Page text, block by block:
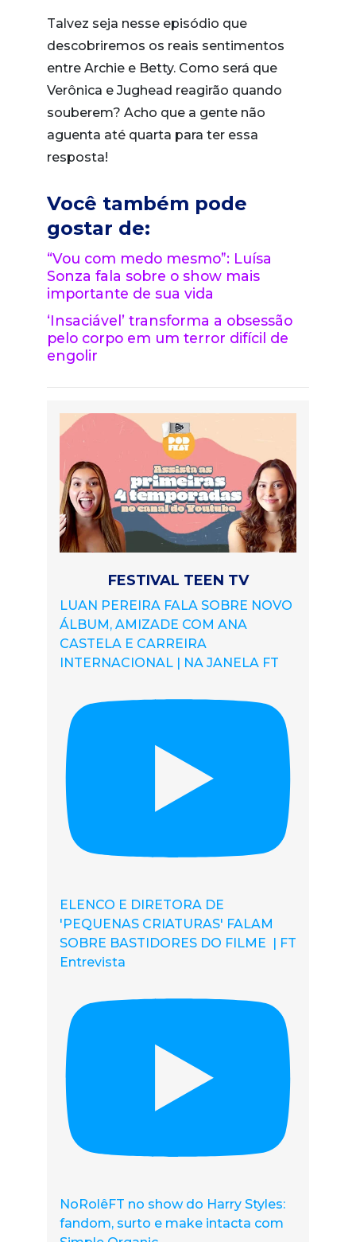
Talvez seja nesse episódio que
descobriremos os reais sentimentos
entre Archie e Betty. Como será que
Verônica e Jughead reagirão quando
souberem? Acho que a gente não
aguenta até quarta para ter essa
resposta!
Você também pode
gostar de:
“Vou com medo mesmo”: Luísa
Sonza fala sobre o show mais
importante de sua vida
‘Insaciável’ transforma a obsessão
pelo corpo em um terror difícil de
engolir
FESTIVAL TEEN TV
LUAN PEREIRA FALA SOBRE NOVO
ÁLBUM, AMIZADE COM ANA
CASTELA E CARREIRA
INTERNACIONAL | NA JANELA FT
ELENCO E DIRETORA DE
'PEQUENAS CRIATURAS' FALAM
SOBRE BASTIDORES DO FILME | FT
Entrevista
NoRolêFT no show do Harry Styles:
fandom, surto e make intacta com